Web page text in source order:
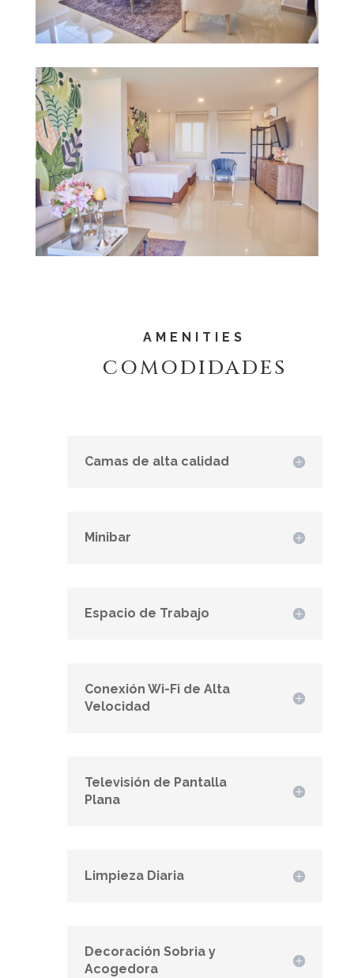
AMENITIES
COMODIDADES
Camas de alta calidad
Minibar
Espacio de Trabajo
Conexión Wi-Fi de Alta
Velocidad
Televisión de Pantalla
Plana
Limpieza Diaria
Decoración Sobria y
Acogedora